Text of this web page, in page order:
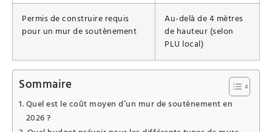
Permis de construire requis
pour un mur de soutènement
Au-delà de 4 mètres
de hauteur (selon
PLU local)
Sommaire
Quel est le coût moyen d’un mur de soutènement en
2026 ?